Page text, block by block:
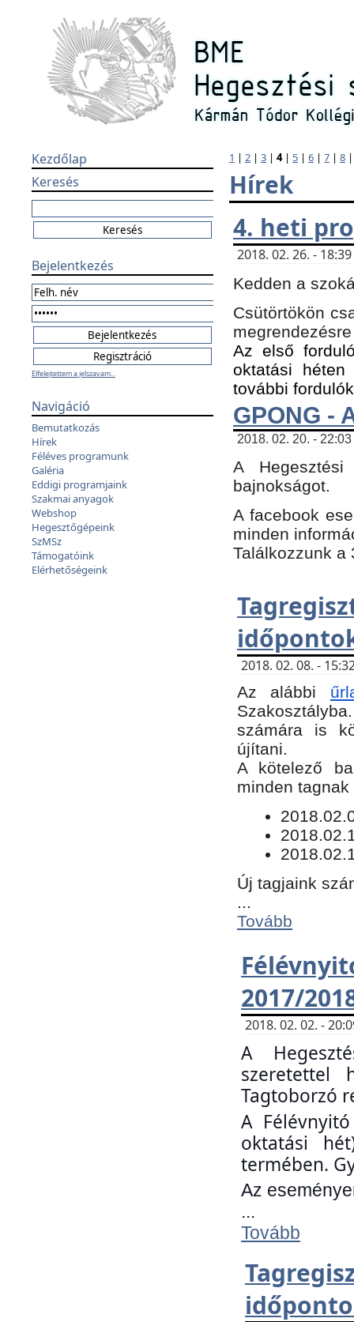
Kezdőlap
Keresés
Bejelentkezés
Elfelejtettem a jelszavam...
Navigáció
Bemutatkozás
Hírek
Féléves programunk
Galéria
Eddigi programjaink
Szakmai anyagok
Webshop
Hegesztőgépeink
SzMSz
Támogatóink
Elérhetőségeink
1 | 2 | 3 | 4| 5 | 6 | 7 | 8
Hírek
4. heti
2018. 02. 26. -
Kedden a
Csütörtökön
Az első
oktatási
további
GPONG -
2018. 02. 20. -
A
bajnokságot.
A facebook
minden
Találkozzunk a
2018. 02. 08. -
Az alábbi
számára is
újítani.
​A kötelező
minden
Új tagjaink
Tovább
2017/
2018. 02. 02. -
A
szeretettel
Tagtoborzó
A
oktatási
termében.
Az
...
Tovább